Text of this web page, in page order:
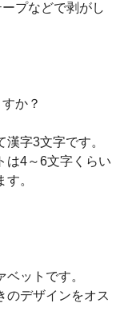
プなどで剥がし
か？
字3文字です。
は4～6文字くらい
。
ットです。
のデザインをオス